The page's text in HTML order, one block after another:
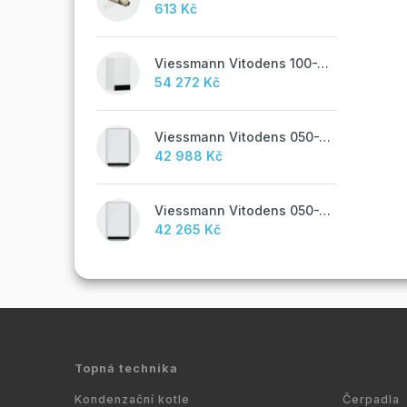
613 Kč
Viessmann Vitodens 100-W, 19 kW
54 272 Kč
Viessmann Vitodens 050-W, 19 kW, TUV
42 988 Kč
Viessmann Vitodens 050-W, 19 kW
42 265 Kč
Topná technika
Kondenzační kotle Čerpadla